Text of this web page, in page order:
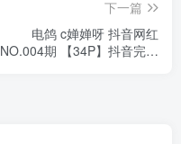
下一篇
电鸽 c婵婵呀 抖音网红
NO.004期 【34P】抖音完整